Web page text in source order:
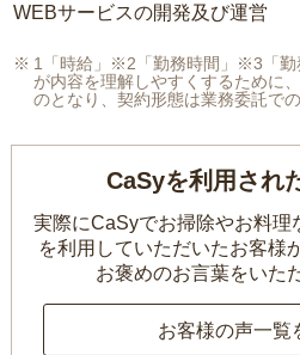
WEBサービスの開発及び運営
1「時給」※2「勤務時間」※3「勤
が内容を理解しやすくするために
のとなり、契約形態は業務委託で
CaSyを利用され
実際にCaSyでお掃除やお料理
を利用していただいたお客様
お褒めのお言葉をいた
お客様の声一覧